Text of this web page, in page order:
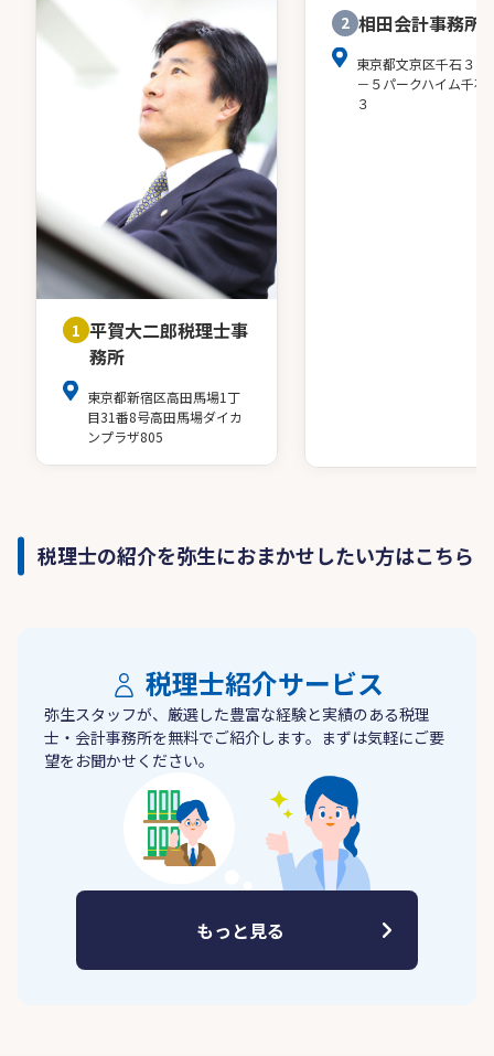
1 平賀大二郎税理士事
務所
東京都新宿区高田馬場1丁
目31番8号高田馬場ダイカ
ンプラザ805
2 相田会計事務所
東京都文京区千石３－
－５パークハイム千石
３
税理士の紹介を弥生におまかせしたい方はこちら
税理士紹介サービス
弥生スタッフが、厳選した豊富な経験と実績のある税理
士・会計事務所を無料でご紹介します。まずは気軽にご要
望をお聞かせください。
もっと見る